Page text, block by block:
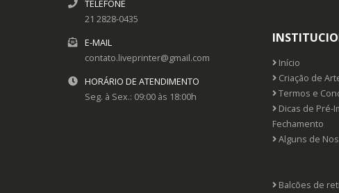
TELEFONE
21 2828-0435
E-MAIL
contato.liveprinter@gmail.com
HORÁRIO DE ATENDIMENTO
Seg. à Sex.: 09:00 às 18:00h
Início
Criação de
Termos e
Dicas de Pré-
Fechamento
Alguns de
Balcões de